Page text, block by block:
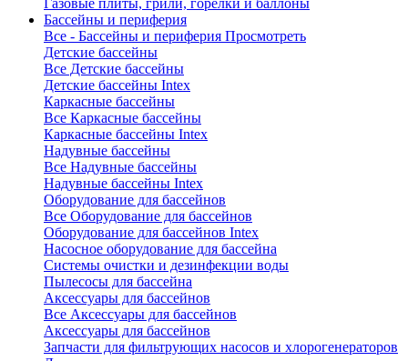
Газовые плиты, грили, горелки и баллоны
Бассейны и периферия
Все - Бассейны и периферия Просмотреть
Детские бассейны
Все Детские бассейны
Детские бассейны Intex
Каркасные бассейны
Все Каркасные бассейны
Каркасные бассейны Intex
Надувные бассейны
Все Надувные бассейны
Надувные бассейны Intex
Оборудование для бассейнов
Все Оборудование для бассейнов
Оборудование для бассейнов Intex
Насосное оборудование для бассейна
Системы очистки и дезинфекции воды
Пылесосы для бассейна
Аксессуары для бассейнов
Все Аксессуары для бассейнов
Аксессуары для бассейнов
Запчасти для фильтрующих насосов и хлорогенераторов